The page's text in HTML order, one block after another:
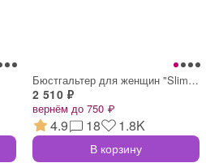
Бюстгальтер для женщин "SlimMe"
2 510 ₽
вернём до 750 ₽
4.9 18 1.8K
В корзину